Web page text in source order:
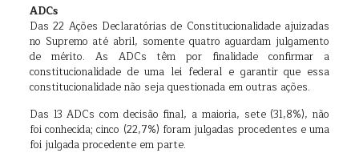
ADCs
Das 22 Ações Declaratórias de Constitucionalidade ajuizadas
no Supremo até abril, somente quatro aguardam julgamento
de mérito. As ADCs têm por finalidade confirmar a
constitucionalidade de uma lei federal e garantir que essa
constitucionalidade não seja questionada em outras ações.
Das 13 ADCs com decisão final, a maioria, sete (31,8%), não
foi conhecida; cinco (22,7%) foram julgadas procedentes e uma
foi julgada procedente em parte.